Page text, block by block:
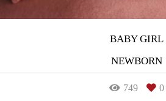
BABY GIRL
NEWBORN
749 0